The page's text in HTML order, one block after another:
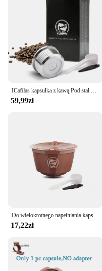
ICafilas kapsułka z kawą Pod stal nierdzewna metalowe filtry do kawy kubek do Delta Q NDIQ7323
59,99zł
Do wielokrotnego napełniania kapsułka Dolce Gusto rękaw silikonowy ze stali nierdzewnej metalowy ekspres do kawy Dolci Gusto miarka do kawy Tamper i Cafilas
17,22zł